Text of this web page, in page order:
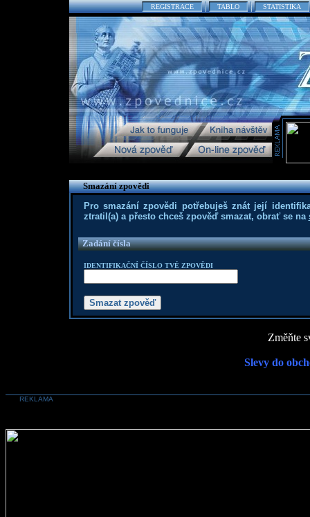
REGISTRACE TABLO STATISTIKA
Smazání zpovědi
Pro smazání zpovědi potřebuješ znát její
ztratil(a) a přesto chceš zpověď smazat, obrať se na
Zadání čísla
IDENTIFIKAČNÍ ČÍSLO TVÉ ZPOVĚDI
Změňte
Slevy do
REKLAMA